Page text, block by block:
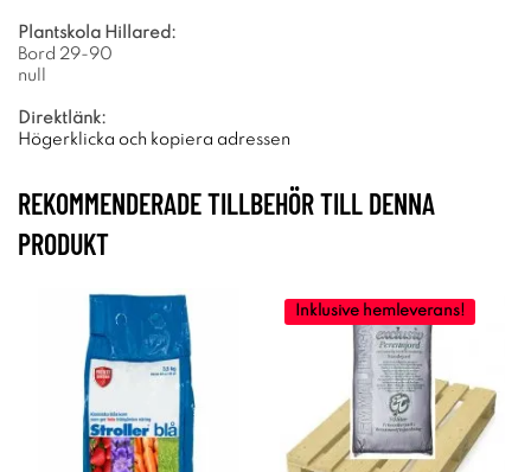
Plantskola Hillared:
Bord 29-90
null
Direktlänk:
Högerklicka och kopiera adressen
REKOMMENDERADE TILLBEHÖR TILL DENNA
PRODUKT
Inklusive hemleverans!